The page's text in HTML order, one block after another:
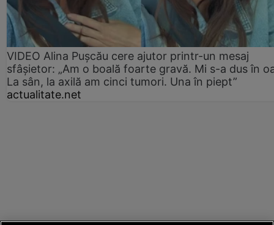
VIDEO Alina Pușcău cere ajutor printr-un mesaj
sfâșietor: „Am o boală foarte gravă. Mi s-a dus în
La sân, la axilă am cinci tumori. Una în piept”
actualitate.net